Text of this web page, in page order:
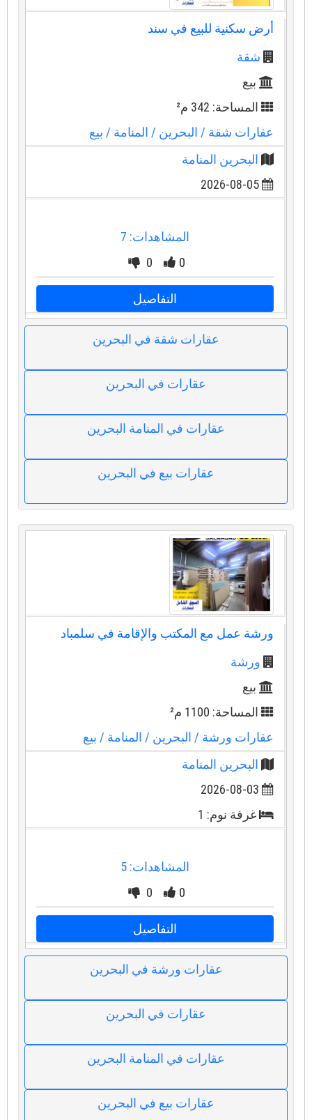
أرض سكنية للبيع في سند
شقة
بيع
المساحة: 342 م²
عقارات شقة / البحرين/ المنامة/ بيع
البحرين المنامة
2026-08-05
المشاهدات: 7
0
0
التفاصيل
عقارات شقة في البحرين
عقارات في البحرين
عقارات في المنامة البحرين
عقارات بيع في البحرين
ورشة عمل مع المكتب والإقامة في سلمباد
ورشة
بيع
المساحة: 1100 م²
عقارات ورشة/ البحرين/ المنامة/ بيع
البحرين المنامة
2026-08-03
غرفة نوم: 1
المشاهدات: 5
0
0
التفاصيل
عقارات ورشة في البحرين
عقارات في البحرين
عقارات في المنامة البحرين
عقارات بيع في البحرين